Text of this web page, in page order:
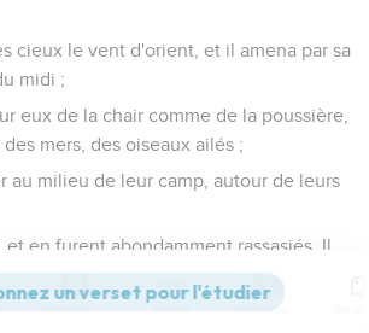
cieux le vent d'orient, et il amena par sa
midi ;
eux de la chair comme de la poussière,
mers, des oiseaux ailés ;
au milieu de leur camp, autour de leurs
et en furent abondamment rassasiés. Il
convoitaient.
encore détournés de leur convoitise,
Commentaires Strong